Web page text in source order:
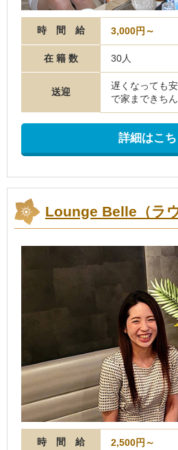
時 間 給 3,000円～
在 籍 数 30人
送迎
遅くなっても
で家まできち
詳細はこち
Lounge Belle（ラ
時 間 給 2,500円～